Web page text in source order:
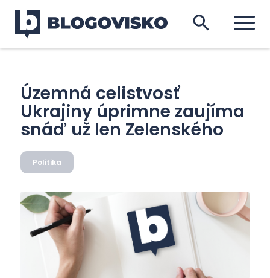
Územná celistvosť
Ukrajiny úprimne zaujíma
snáď už len Zelenského
Politika